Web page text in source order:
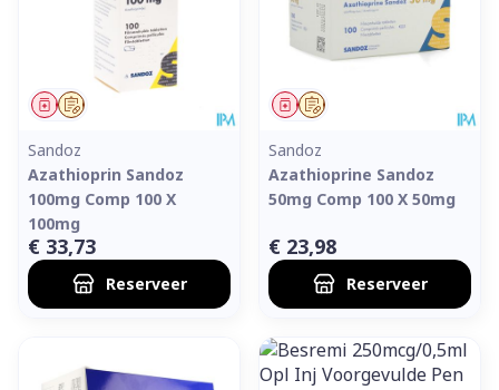
Op voorschrift
Geneesmiddel
Sandoz
Azathioprin Sandoz
100mg Comp 100 X
100mg
€ 33,73
Reserveer
Op voorschrift
Geneesmiddel
Sandoz
Azathioprine Sandoz
50mg Comp 100 X 50mg
€ 23,98
Reserveer